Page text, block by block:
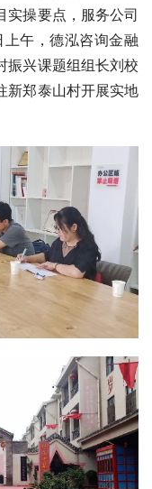
实操要点，服务公司
午，德泓咨询金融
振兴课题组组长刘校
新郑泰山村开展实地